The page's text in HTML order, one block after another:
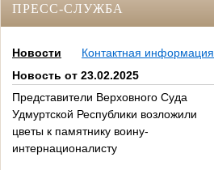
ПРЕСС-СЛУЖБА
Новости
Контактная информация
Новость от 23.02.2025
Представители Верховного Суда
Удмуртской Республики возложили
цветы к памятнику воину-
интернационалисту